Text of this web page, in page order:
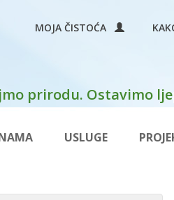
MOJA ČISTOĆA
prirodu. Ostavimo
USLUGE